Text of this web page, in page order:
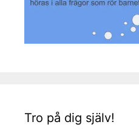
Tro på dig själv!